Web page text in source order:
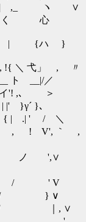
ヽ ∨
心
{ハ }
弋」 , 〃
__|/／
,､ ＞
}､
.| ' / ＼
, ! V', ｀ ,
ゝノ ',∨
/ ' V
./ } ∨
｜, ∨